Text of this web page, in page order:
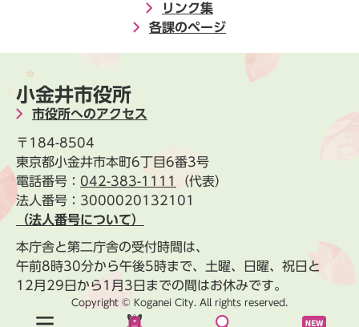
リンク集
各課のページ
小金井市役所
市役所へのアクセス
〒184-8504
東京都小金井市本町6丁目6番3号
電話番号： 042-383-1111
（代表）
法人番号：3000020132101
（法人番号について）
本庁舎と第二庁舎の受付時間は、
午前8時30分から午後5時まで、土曜、日曜、祝日と
12月29日から1月3日までの間はお休みです。
Copyright © Koganei City. All rights reserved.